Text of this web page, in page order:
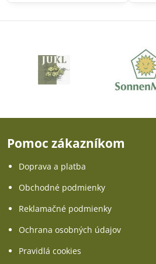
Pomoc zákazníkom
Doprava a platba
Obchodné podmienky
Reklamačné podmienky
Ochrana osobných údajov
Pravidlá cookies